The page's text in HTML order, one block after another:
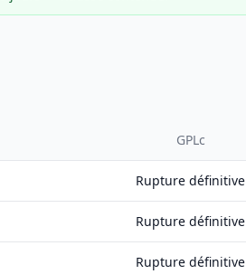
GPLc
Rupture définitive
Rupture définitive
Rupture définitive